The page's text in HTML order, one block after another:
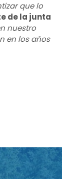
que lo
de la junta
nuestro
en los años